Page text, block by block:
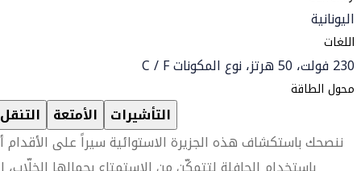
اليونانية
اللغات
230 فولت، 50 هرتز، نوع المكونات C / F
محول الطاقة
التنقل الأمتعة التأشيرات
ننصحك باستكشاف هذه الجزيرة الاستوائية سيراً على الأقدام